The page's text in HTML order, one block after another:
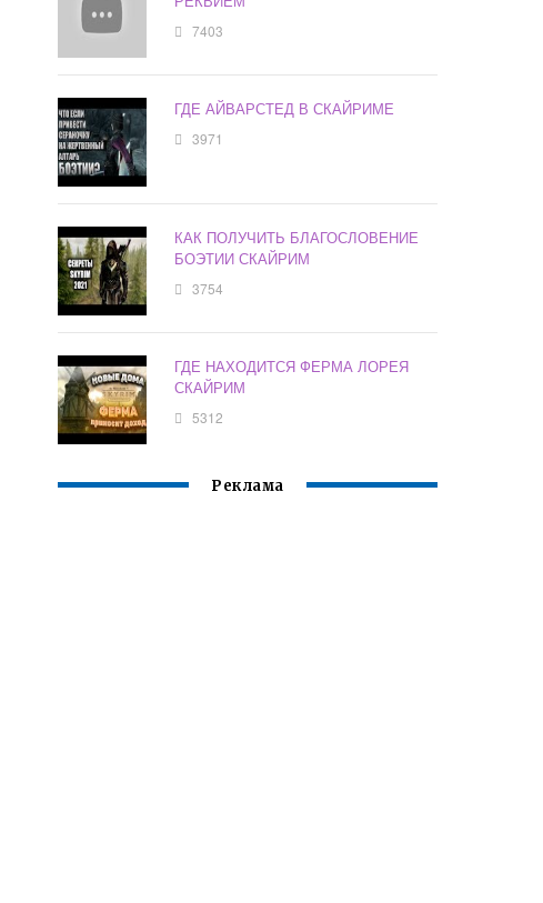
7403
ГДЕ АЙВАРСТЕД В СКАЙРИМЕ
3971
КАК ПОЛУЧИТЬ БЛАГОСЛОВЕНИЕ
БОЭТИИ СКАЙРИМ
3754
ГДЕ НАХОДИТСЯ ФЕРМА ЛОРЕЯ
СКАЙРИМ
5312
Реклама